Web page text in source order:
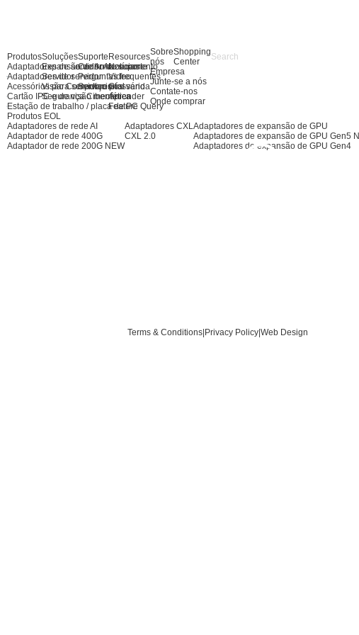
Produtos
Adaptadores de servidor AI
Adaptadores de servidor
Acessórios para servidores
Cartão IPC e de visão mecânica
Estação de trabalho / placa de PC
Produtos EOL
Adaptadores de rede AI
Adaptador de rede 400G
Adaptador de rede 200G NEW
Adaptadores CXL
CXL 2.0
Adaptadores de expansão de GPU
Adaptadores de expansão de GPU Gen5
Adaptadores de expansão de GPU Gen4
Soluções
Expansão de Armazenamento
Servidor
Visão Computacional
Segurança Cibernética
Suporte
Centro de suporte
Perguntas frequentes
Serviço pós-venda
Resources
Notícias
Video
Glossário
Aprender
Feature Query
Sobre
nós
Empresa
Junte-se a nós
Contate-nos
Onde comprar
Shopping
Center
Terms & Conditions Privacy Policy Web Design